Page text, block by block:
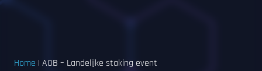
Home | AOB – Landelijke staking event